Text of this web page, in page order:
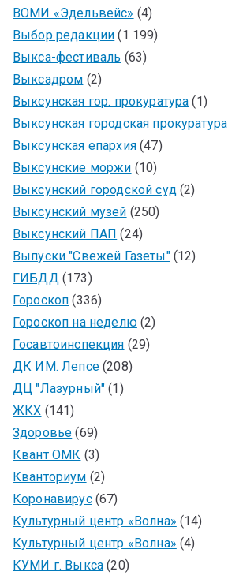
ВОМИ «Эдельвейс» (4)
Выбор редакции (1 199)
Выкса-фестиваль (63)
Выксадром (2)
Выксунская гор. прокуратура (1)
Выксунская городская прокуратура
Выксунская епархия(47)
Выксунские моржи (10)
Выксунский городской суд(2)
Выксунский музей (250)
Выксунский ПАП (24)
Выпуски "Свежей Газеты"(12)
ГИБДД(173)
Гороскоп (336)
Гороскоп на неделю(2)
Госавтоинспекция (29)
ДК ИМ. Лепсе(208)
ДЦ "Лазурный" (1)
ЖКХ (141)
Здоровье (69)
Квант ОМК (3)
Кванториум (2)
Коронавирус(67)
Культурный центр «Волна» (14)
Культурный центр «Волна» (4)
КУМИ г. Выкса (20)